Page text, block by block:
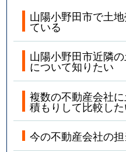
山陽小野田市で土
ている
山陽小野田市近隣
について知りたい
複数の不動産会社
積もりして比較し
今の不動産会社の